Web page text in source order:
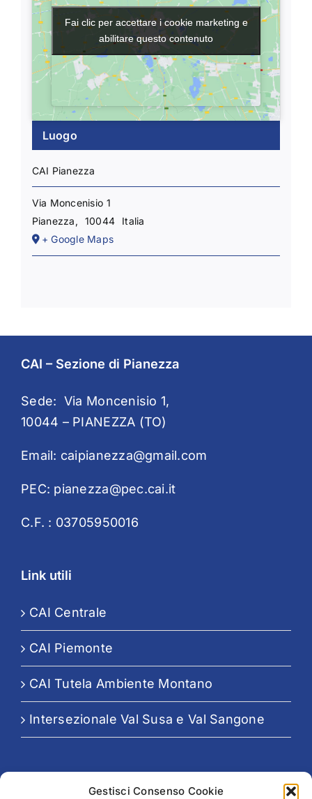
Gestisci Consenso Cookie
Luogo
CAI Pianezza
Via Moncenisio 1
Pianezza , 10044
Italia
+ Google Maps
Fai clic per accettare i cookie marketing e
abilitare questo contenuto
Fai clic per accettare i cookie marketing e
abilitare questo contenuto
CAI – Sezione di Pianezza
Sede: Via Moncenisio 1,
10044 – PIANEZZA (TO)
Email: caipianezza@gmail.com
PEC: pianezza@pec.cai.it
C.F. : 03705950016
Link utili
CAI Centrale
CAI Piemonte
CAI Tutela Ambiente Montano
Intersezionale Val Susa e Val Sangone